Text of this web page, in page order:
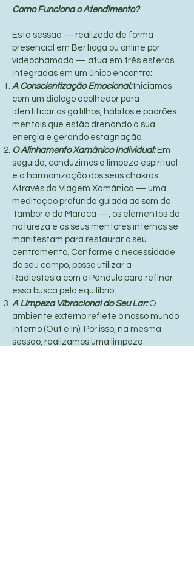
Como Funciona o Atendimento?
Esta sessão — realizada de forma
presencial em Bertioga ou online por
videochamada — atua em três esferas
integradas em um único encontro:
A Conscientização Emocional: Iniciamos
com um diálogo acolhedor para
identificar os gatilhos, hábitos e padrões
mentais que estão drenando a sua
energia e gerando estagnação.
O Alinhamento Xamânico Individual: Em
seguida, conduzimos a limpeza espiritual
e a harmonização dos seus chakras.
Através da Viagem Xamânica — uma
meditação profunda guiada ao som do
Tambor e da Maraca —, os elementos da
natureza e os seus mentores internos se
manifestam para restaurar o seu
centramento. Conforme a necessidade
do seu campo, posso utilizar a
Radiestesia com o Pêndulo para refinar
essa busca pelo equilíbrio.
A Limpeza Vibracional do Seu Lar:O
ambiente externo reflete o nosso mundo
interno (Out e In). Por isso, na mesma
sessão, realizamos uma limpeza